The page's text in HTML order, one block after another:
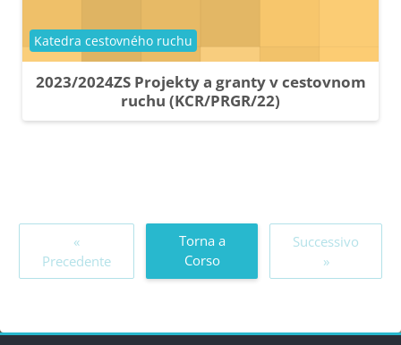
2023/2024ZS Projekty a granty v cestovnom
ruchu (KCR/PRGR/22)
Categoria di corsi
Katedra cestovného ruchu
«
Precedente
Torna a
Corso
Successivo
»